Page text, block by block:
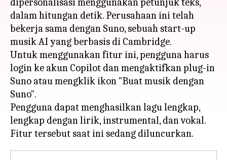
dalam hitungan detik. Perusahaan ini telah
bekerja sama dengan Suno, sebuah start-up
musik AI yang berbasis di Cambridge.
Untuk menggunakan fitur ini, pengguna harus
login ke akun Copilot dan mengaktifkan plug-in
Suno atau mengklik ikon "Buat musik dengan
Suno".
Pengguna dapat menghasilkan lagu lengkap,
lengkap dengan lirik, instrumental, dan vokal.